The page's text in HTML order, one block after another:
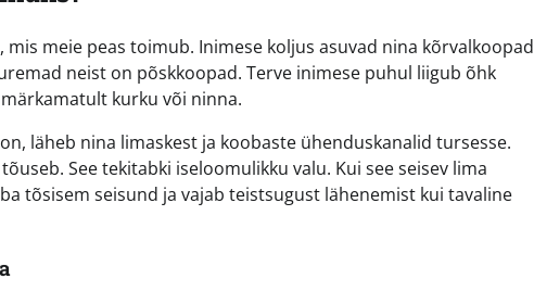
meie peas toimub. Inimese koljus asuvad nina kõrvalkoopad
neist on põskkoopad. Terve inimese puhul liigub õhk
kurku või ninna.
läheb nina limaskest ja koobaste ühenduskanalid tursesse.
See tekitabki iseloomulikku valu. Kui see seisev lima
tõsisem seisund ja vajab teistsugust lähenemist kui tavaline